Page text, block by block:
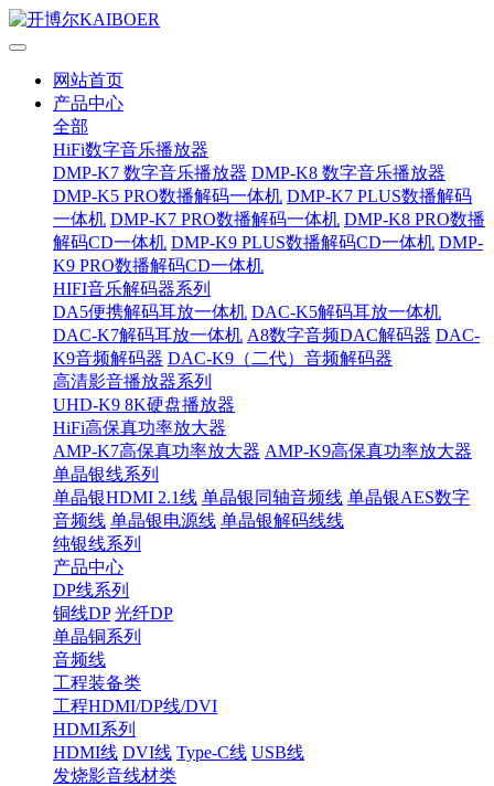
网站首页
产品中心
全部
HiFi数字音乐播放器
DMP-K7 数字音乐播放器 DMP-K8 数字音乐播放器
DMP-K5 PRO数播解码一体机 DMP-K7 PLUS数播解码
一体机 DMP-K7 PRO数播解码一体机 DMP-K8 PRO数播
解码CD一体机 DMP-K9 PLUS数播解码CD一体机 DMP-
K9 PRO数播解码CD一体机
HIFI音乐解码器系列
DA5便携解码耳放一体机 DAC-K5解码耳放一体机
DAC-K7解码耳放一体机 A8数字音频DAC解码器 DAC-
K9音频解码器 DAC-K9（二代）音频解码器
高清影音播放器系列
UHD-K9 8K硬盘播放器
HiFi高保真功率放大器
AMP-K7高保真功率放大器 AMP-K9高保真功率放大器
单晶银线系列
单晶银HDMI 2.1线 单晶银同轴音频线 单晶银AES数字
音频线 单晶银电源线 单晶银解码线线
纯银线系列
产品中心
DP线系列
铜线DP 光纤DP
单晶铜系列
音频线
工程装备类
工程HDMI/DP线/DVI
HDMI系列
HDMI线 DVI线 Type-C线 USB线
发烧影音线材类